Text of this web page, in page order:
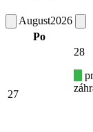
August2026
Po
27
28